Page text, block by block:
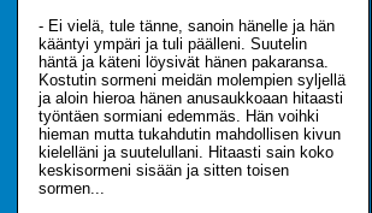
- Ei vielä, tule tänne, sanoin hänelle ja hän
kääntyi ympäri ja tuli päälleni. Suutelin
häntä ja käteni löysivät hänen pakaransa.
Kostutin sormeni meidän molempien syljellä
ja aloin hieroa hänen anusaukkoaan hitaasti
työntäen sormiani edemmäs. Hän voihki
hieman mutta tukahdutin mahdollisen kivun
kielelläni ja suutelullani. Hitaasti sain koko
keskisormeni sisään ja sitten toisen
sormen...